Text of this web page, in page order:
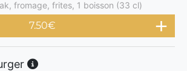
fromage, frites, 1 boisson (33 cl)
7.50€